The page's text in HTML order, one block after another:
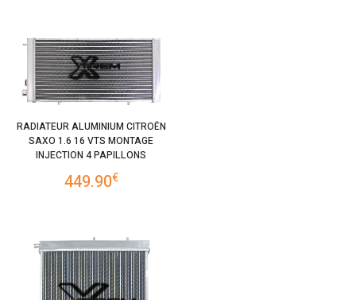
RADIATEUR ALUMINIUM CITROËN
SAXO 1.6 16 VTS MONTAGE
INJECTION 4 PAPILLONS
449.90€